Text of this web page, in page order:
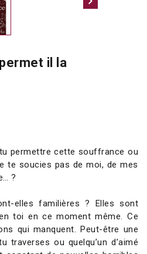
il la
permettre cette souffrance ou
te soucies pas de moi, de mes
?
elles familières ? Elles sont
toi en ce moment même. Ce
qui manquent. Peut-être une
traverses ou quelqu’un d’aimé